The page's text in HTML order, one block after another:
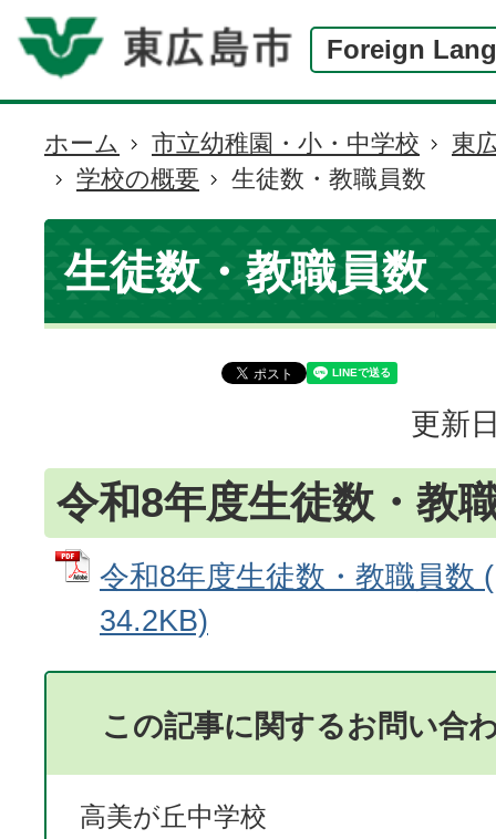
Foreign
現
在
の
置
ホーム 市立幼稚園・小・中学校
東
学校の概要
生徒数・教職員数
生徒数・教職員数
更新
令和8年度生徒数・教
令和8年度生徒数・教職員数
34.2KB)
この記事に関するお問い合
高美が丘中学校